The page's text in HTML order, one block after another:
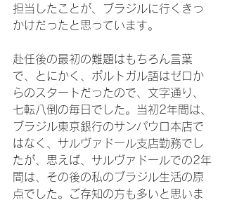
担当したことが、ブラジルに行くきっ
かけだったと思っています。
赴任後の最初の難題はもちろん言葉
で、とにかく、ポルトガル語はゼロか
らのスタートだったので、文字通り、
七転八倒の毎日でした。当初2年間は、
ブラジル東京銀行のサンパウロ本店で
はなく、サルヴァドール支店勤務でし
たが、思えば、サルヴァドールでの2年
間は、その後の私のブラジル生活の原
点でした。ご存知の方も多いと思いま